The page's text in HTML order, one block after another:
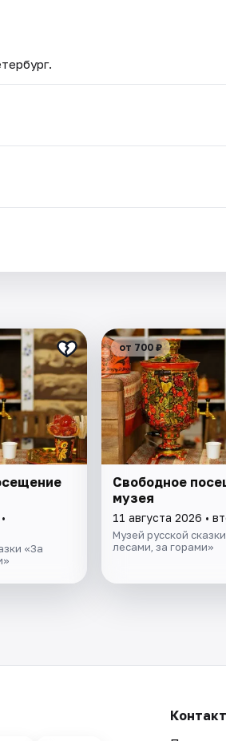
«За
от 700 ₽
Свободное
музея
11 августа 2026 •
Музей русской
лесами, за горами»